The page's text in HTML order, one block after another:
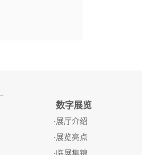
数字展览
·展厅介绍
·展览亮点
·临展集锦